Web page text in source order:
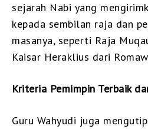
sejarah Nabi yang
kepada sembilan raja dan
masanya, seperti Raja
Kaisar Heraklius dari
Kriteria Pemimpin Terbaik
Guru Wahyudi juga